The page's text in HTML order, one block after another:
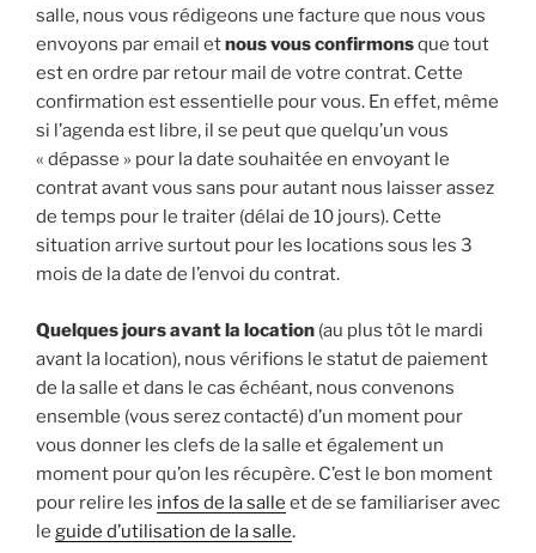
salle, nous vous rédigeons une facture que nous vous
envoyons par email etnous vous confirmonsque tout
est en ordre par retour mail de votre contrat. Cette
confirmation est essentielle pour vous. En effet, même
si l’agenda est libre, il se peut que quelqu’un vous
« dépasse » pour la date souhaitée en envoyant le
contrat avant vous sans pour autant nous laisser assez
de temps pour le traiter (délai de 10 jours). Cette
situation arrive surtout pour les locations sous les 3
mois de la date de l’envoi du contrat.
Quelques jours avant la location (au plus tôt le mardi
avant la location), nous vérifions le statut de paiement
de la salle et dans le cas échéant, nous convenons
ensemble (vous serez contacté) d’un moment pour
vous donner les clefs de la salle et également un
moment pour qu’on les récupère. C’est le bon moment
pour relire les infos de la salle et de se familiariser avec
le guide d’utilisation de la salle.